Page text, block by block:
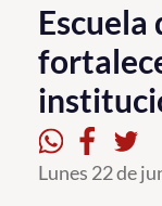
La Universidad
Investigación,
PUCV
Vinculación con
Lunes 22 de